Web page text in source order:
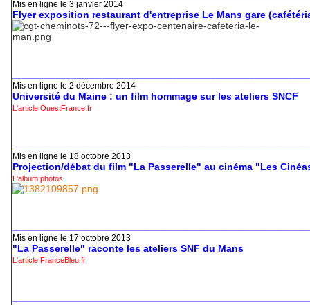
Mis en ligne le 3 janvier 2014
Flyer exposition restaurant d'entreprise Le Mans gare
Mis en ligne le 2 décembre 2014
Université du Maine : un film hommage sur les ateliers SNCF
L'article OuestFrance.fr
Mis en ligne le 18 octobre 2013
Projection/débat du film "La Passerelle" au cinéma "Les
L'album photos
Mis en ligne le 17 octobre 2013
"La Passerelle" raconte les ateliers SNF du Mans
L'article FranceBleu.fr